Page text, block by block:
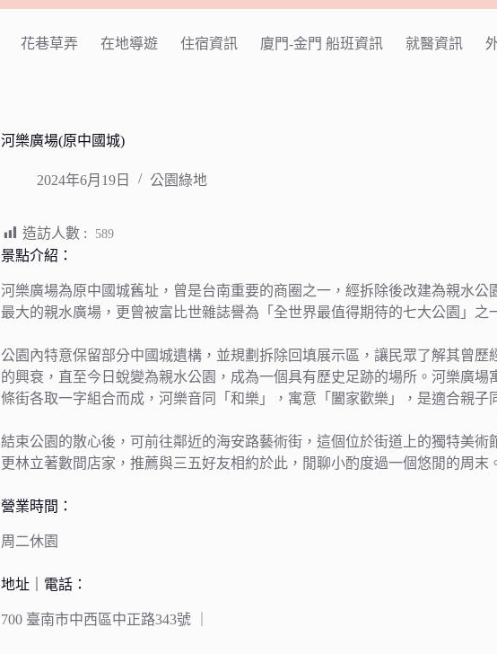
花巷草弄 在地導遊 住宿資訊 廈門-金門 船班資訊 就醫資訊
河樂廣場(原中國城)
2024年6月19日 公園綠地
造訪人數 : 589
景點介紹：
河樂廣場為原中國城舊址，曾是台南重要的商圈之一，經拆除後改建為親水公
最大的親水廣場，更曾被富比世雜誌譽為「全世界最值得期待的七大公園」之
公園內特意保留部分中國城遺構，並規劃拆除回填展示區，讓民眾了解其曾
的興衰，直至今日蛻變為親水公園，成為一個具有歷史足跡的場所。河樂廣場
條街各取一字組合而成，河樂音同「和樂」，寓意「闔家歡樂」，是適合親子
結束公園的散心後，可前往鄰近的海安路藝術街，這個位於街道上的獨特美術
更林立著數間店家，推薦與三五好友相約於此，閒聊小酌度過一個悠閒的周末
營業時間：
周二休園
地址｜電話：
700 臺南市中西區中正路343號 ｜